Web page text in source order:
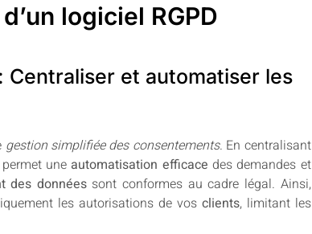
logiciel RGPD
et automatiser les
gestion simplifiée des consentements. En centralisant
une automatisation efficace des demandes et
des donnéessont conformes au cadre légal. Ainsi,
les autorisations de vos clients, limitant les